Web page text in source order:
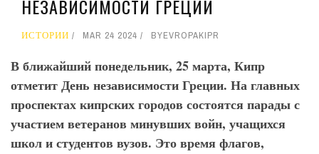
НЕЗАВИСИМОСТИ ГРЕЦИИ
ИСТОРИИ MAR 24 2024 BYEVROPAKIPR
В ближайший понедельник, 25 марта, Кипр
отметит День независимости Греции. На главных
проспектах кипрских городов состоятся парады с
участием ветеранов минувших войн, учащихся
школ и студентов вузов. Это время флагов,